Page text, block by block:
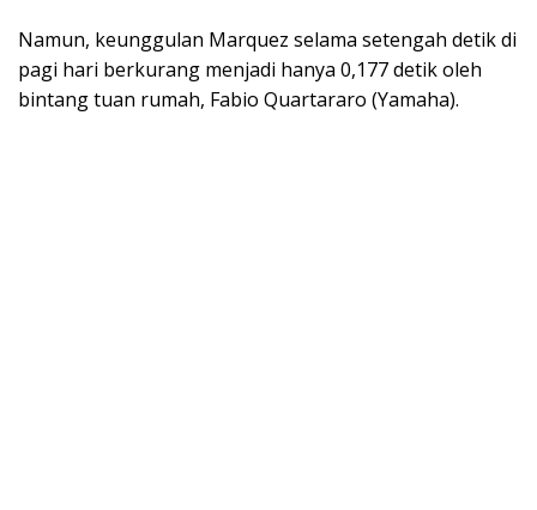
Namun, keunggulan Marquez selama setengah detik di
pagi hari berkurang menjadi hanya 0,177 detik oleh
bintang tuan rumah, Fabio Quartararo (Yamaha).